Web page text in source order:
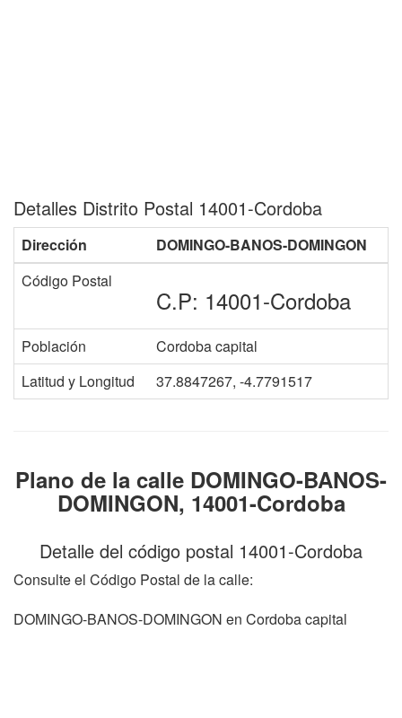
Detalles Distrito Postal 14001-Cordoba
Dirección
DOMINGO-BANOS-DOMINGON
Código Postal
C.P: 14001-Cordoba
Población
Cordoba capital
Latitud y Longitud
37.8847267, -4.7791517
Plano de la calle DOMINGO-BANOS-
DOMINGON, 14001-Cordoba
Detalle del código postal 14001-Cordoba
Consulte el Código Postal de la calle:
DOMINGO-BANOS-DOMINGON en Cordoba capital